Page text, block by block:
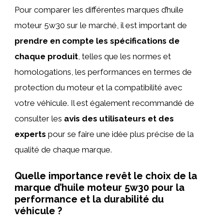
Pour comparer les différentes marques d’huile
moteur 5w30 sur le marché, il est important de
prendre en compte les spécifications de
chaque produit, telles que les normes et
homologations, les performances en termes de
protection du moteur et la compatibilité avec
votre véhicule. Il est également recommandé de
consulter les avis des utilisateurs et des
experts pour se faire une idée plus précise de la
qualité de chaque marque.
Quelle importance revêt le choix de la
marque d’huile moteur 5w30 pour la
performance et la durabilité du
véhicule ?